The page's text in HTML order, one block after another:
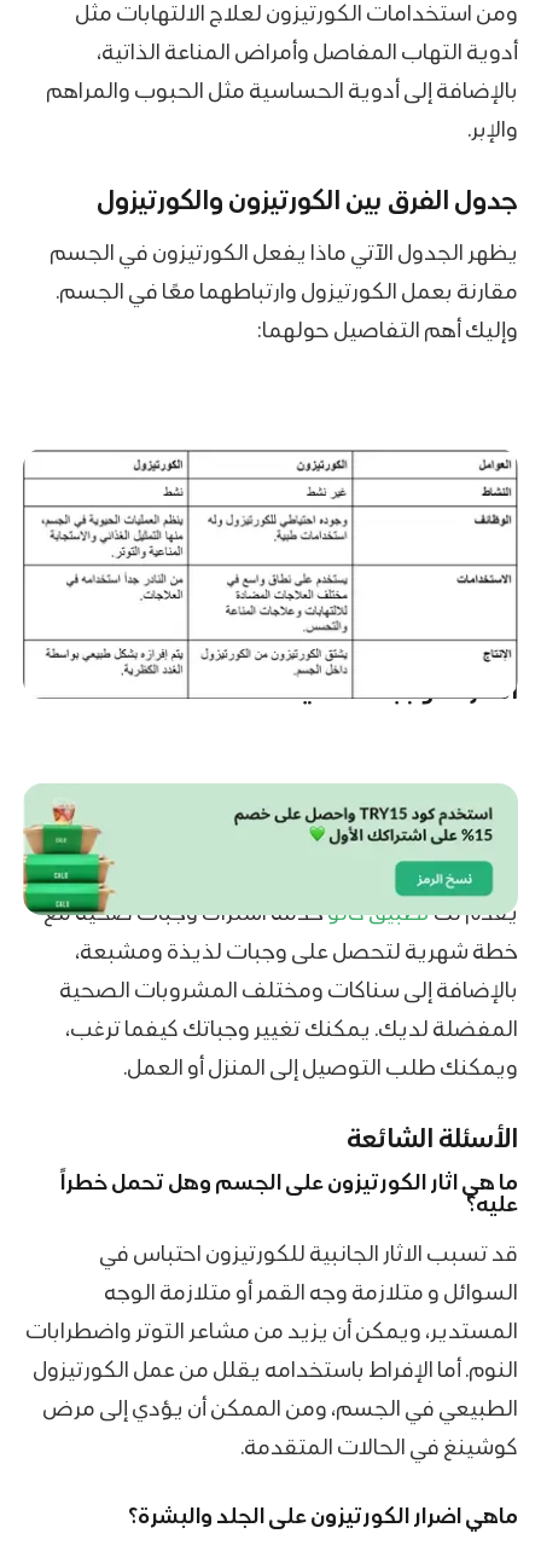
ومن استخدامات الكورتيزون لعلاج الالتهابات مثل
أدوية التهاب المفاصل وأمراض المناعة الذاتية،
بالإضافة إلى أدوية الحساسية مثل الحبوب والمراهم
والإبر.
جدول الفرق بين الكورتيزون والكورتيزول
يظهر الجدول الآتي ماذا يفعل الكورتيزون في الجسم
مقارنة بعمل الكورتيزول وارتباطهما معًا في الجسم.
وإليك أهم التفاصيل حولهما:
اشتراك وجبات صحية
يقدم لكتطبيق كالوخدمة اشتراك وجبات صحية مع
خطة شهرية لتحصل على وجبات لذيذة ومشبعة،
بالإضافة إلى سناكات ومختلف المشروبات الصحية
المفضلة لديك. يمكنك تغيير وجباتك كيفما ترغب،
ويمكنك طلب التوصيل إلى المنزل أو العمل.
الأسئلة الشائعة
ما هي اثار الكورتيزون على الجسم وهل تحمل خطراً
عليه؟
قد تسبب الاثار الجانبية للكورتيزون احتباس في
السوائل و متلازمة وجه القمر أو متلازمة الوجه
المستدير، ويمكن أن يزيد من مشاعر التوتر واضطرابات
النوم. أما الإفراط باستخدامه يقلل من عمل الكورتيزول
الطبيعي في الجسم، ومن الممكن أن يؤدي إلى مرض
كوشينغ في الحالات المتقدمة.
ماهي اضرار الكورتيزون على الجلد والبشرة؟